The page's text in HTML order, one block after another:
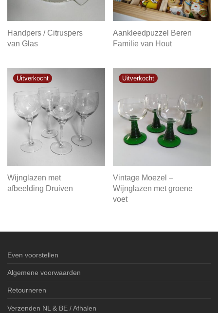
Handpers / Citruspers
van Glas
Aankleedpuzzel Beren
Familie van Hout
Wijnglazen met
afbeelding Druiven
Vintage Moezel –
Wijnglazen met groene
voet
Even voorstellen
Algemene voorwaarden
Retourneren
Verzenden NL & BE / Afhalen